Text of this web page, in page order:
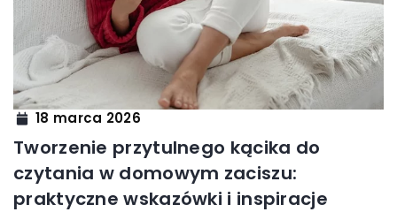
18 marca 2026
Tworzenie przytulnego kącika do
czytania w domowym zaciszu:
praktyczne wskazówki i inspiracje